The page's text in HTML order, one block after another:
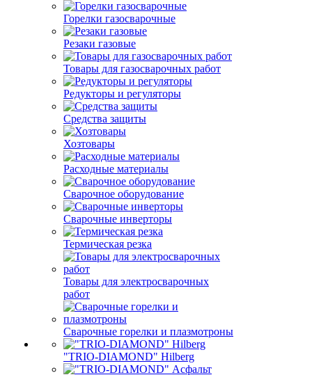
Горелки газосварочные
Резаки газовые
Товары для газосварочных работ
Редукторы и регуляторы
Средства защиты
Хозтовары
Расходные материалы
Сварочное оборудование
Сварочные инверторы
Термическая резка
Товары для электросварочных
работ
Сварочные горелки и плазмотроны
"TRIO-DIAMOND" Hilberg